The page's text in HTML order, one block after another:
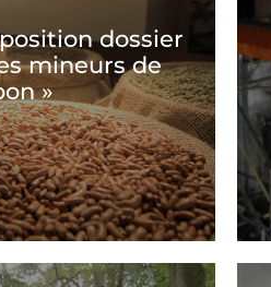
dossier
mineurs de
»